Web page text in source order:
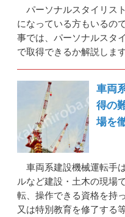
パーソナルスタイリス
になっている方もいるの
事では、パーソナルスタ
で取得できるか解説します
車両
得の
場を
車両系建設機械運転手
ルなど建設・土木の現場
転、操作できる資格を持
又は特別教育を修了する